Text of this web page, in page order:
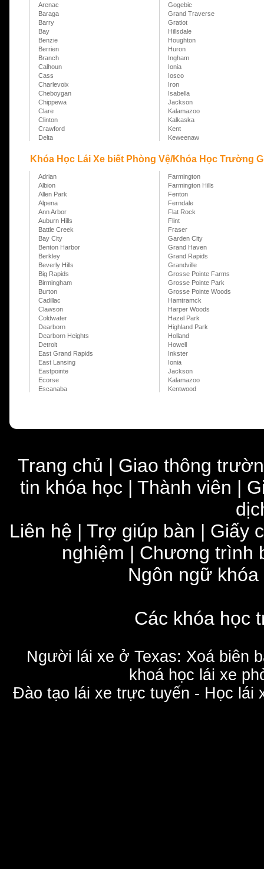
Arenac
Gogebic
Baraga
Grand Traverse
Barry
Gratiot
Bay
Hillsdale
Benzie
Houghton
Berrien
Huron
Branch
Ingham
Calhoun
Ionia
Cass
Iosco
Charlevoix
Iron
Cheboygan
Isabella
Chippewa
Jackson
Clare
Kalamazoo
Clinton
Kalkaska
Crawford
Kent
Delta
Keweenaw
Khóa Học Lái Xe biết Phòng Vệ/Khóa Học Trường
Adrian
Farmington
Albion
Farmington Hills
Allen Park
Fenton
Alpena
Ferndale
Ann Arbor
Flat Rock
Auburn Hills
Flint
Battle Creek
Fraser
Bay City
Garden City
Benton Harbor
Grand Haven
Berkley
Grand Rapids
Beverly Hills
Grandville
Big Rapids
Grosse Pointe Farms
Birmingham
Grosse Pointe Park
Burton
Grosse Pointe Woods
Cadillac
Hamtramck
Clawson
Harper Woods
Coldwater
Hazel Park
Dearborn
Highland Park
Dearborn Heights
Holland
Detroit
Howell
East Grand Rapids
Inkster
East Lansing
Ionia
Eastpointe
Jackson
Ecorse
Kalamazoo
Escanaba
Kentwood
Trang chủ | Giao thông
tin khóa học | Thành viên |
Liên hệ | Trợ giúp bàn | Giấy
nghiệm | Chương trình
Ngôn ngữ khóa
Các khóa học
Người lái xe ở Texas: Xoá biên
khoá học lái xe
Đào tạo lái xe trực tuyến - Học